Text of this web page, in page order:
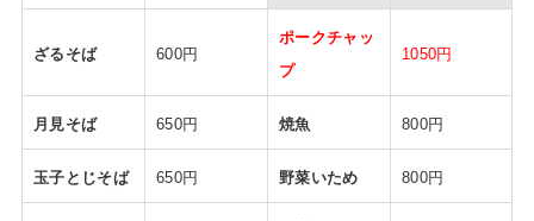
ざるそば 600円
ポークチャッ
プ
1050円
月見そば 650円 焼魚 800円
玉子とじそば 650円 野菜いため 800円